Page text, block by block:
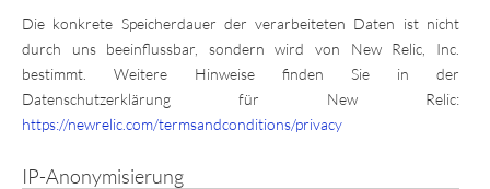
Die konkrete Speicherdauer der verarbeiteten Daten ist nicht
durch uns beeinflussbar, sondern wird von New Relic, Inc.
bestimmt. Weitere Hinweise finden Sie in der
Datenschutzerklärung für New Relic:
https://newrelic.com/termsandconditions/privacy
IP-Anonymisierung